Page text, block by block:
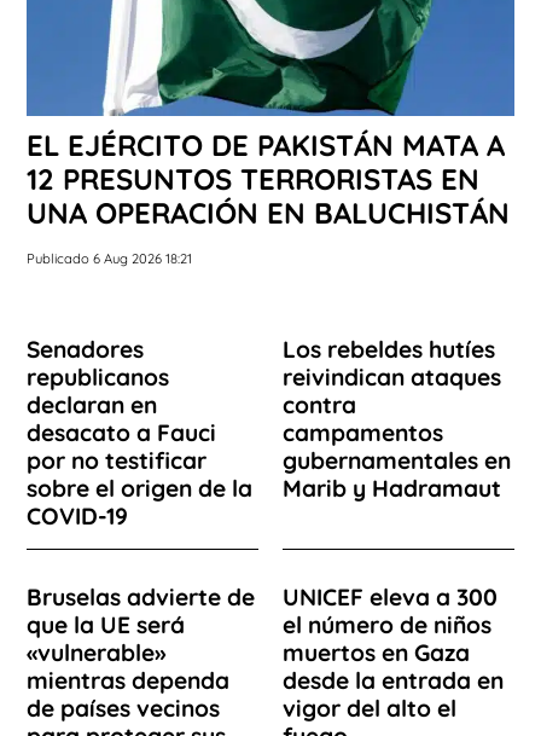
EL EJÉRCITO DE PAKISTÁN MATA A
12 PRESUNTOS TERRORISTAS EN
UNA OPERACIÓN EN BALUCHISTÁN
Publicado 6 Aug 2026 18:21
Senadores
republicanos
declaran en
desacato a Fauci
por no testificar
sobre el origen de la
COVID-19
Los rebeldes hutíes
reivindican ataques
contra
campamentos
gubernamentales en
Marib y Hadramaut
Bruselas advierte de
que la UE será
«vulnerable»
mientras dependa
de países vecinos
UNICEF eleva a 300
el número de niños
muertos en Gaza
desde la entrada en
vigor del alto el